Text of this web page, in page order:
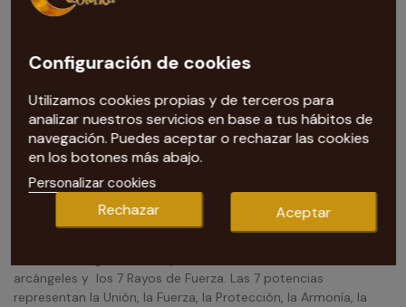
Nuestra tarotista te recomienda Velón 7 Potencias
Único
arcángeles y los 7 Rayos de Fuerza. Las 7 potencias
representan la Unión, la Fuerza, la Protección, la Armonía, la
Configuración de cookies
Utilizamos cookies propias y de terceros para
analizar nuestros servicios en base a tus hábitos de
navegación. Puedes aceptar o rechazar las cookies
en los botones más abajo.
Personalizar cookies
Rechazar Aceptar